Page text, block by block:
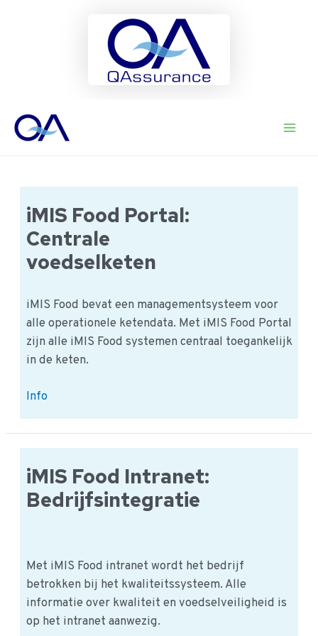
naar
iMIS Food Portal:
Centrale
voedselketen
iMIS Food bevat een managementsysteem voor
alle operationele ketendata. Met iMIS Food Portal
zijn alle iMIS Food systemen centraal toegankelijk
in de keten.
iMIS
Portal:
Centrale
voedselketen
Info
iMIS Food Intranet:
Bedrijfsintegratie
Met iMIS Food intranet wordt het bedrijf
betrokken bij het kwaliteitssysteem. Alle
informatie over kwaliteit en voedselveiligheid is
op het intranet aanwezig.